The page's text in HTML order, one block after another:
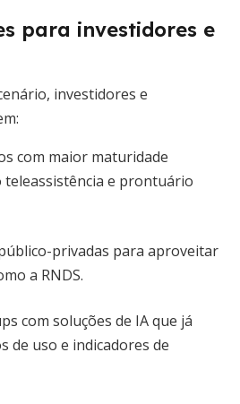
para investidores e
investidores e
com maior maturidade
e prontuário
privadas para aproveitar
a RNDS.
com soluções de IA que já
de uso e indicadores de